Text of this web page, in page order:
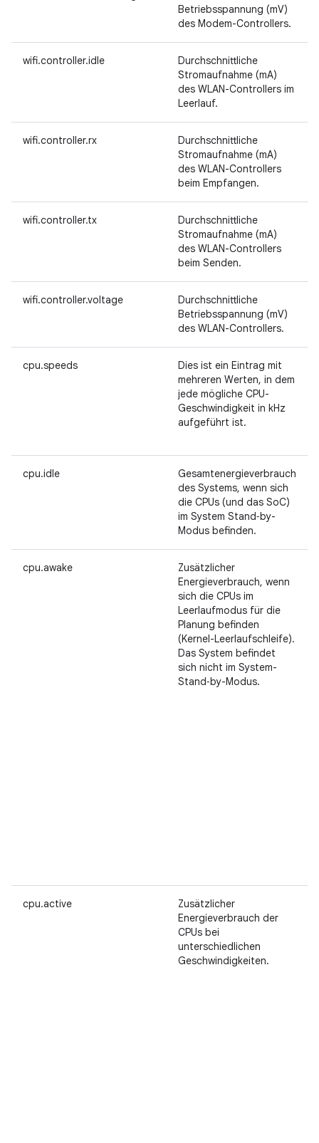
Betriebsspannung (mV)
des Modem-Controllers.
wifi.controller.idle
Durchschnittliche
Stromaufnahme (mA)
des WLAN-Controllers im
Leerlauf.
wifi.controller.rx
Durchschnittliche
Stromaufnahme (mA)
des WLAN-Controllers
beim Empfangen.
wifi.controller.tx
Durchschnittliche
Stromaufnahme (mA)
des WLAN-Controllers
beim Senden.
wifi.controller.voltage
Durchschnittliche
Betriebsspannung (mV)
des WLAN-Controllers.
cpu.speeds
Dies ist ein Eintrag mit
mehreren Werten, in dem
jede mögliche CPU-
Geschwindigkeit in kHz
aufgeführt ist.
cpu.idle
Gesamtenergieverbrauch
des Systems, wenn sich
die CPUs (und das SoC)
im System Stand‑by-
Modus befinden.
cpu.awake
Zusätzlicher
Energieverbrauch, wenn
sich die CPUs im
Leerlaufmodus für die
Planung befinden
(Kernel-Leerlaufschleife).
Das System befindet
sich nicht im System-
Stand‑by-Modus.
cpu.active
Zusätzlicher
Energieverbrauch der
CPUs bei
unterschiedlichen
Geschwindigkeiten.